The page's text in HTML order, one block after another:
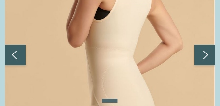
Bildergalerie überspringen